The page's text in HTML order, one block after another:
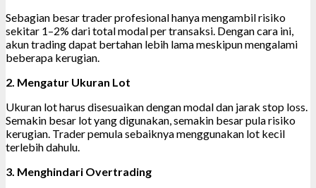
Sebagian besar trader profesional hanya mengambil risiko
sekitar 1–2% dari total modal per transaksi. Dengan cara ini,
akun trading dapat bertahan lebih lama meskipun mengalami
beberapa kerugian.
2. Mengatur Ukuran Lot
Ukuran lot harus disesuaikan dengan modal dan jarak stop loss.
Semakin besar lot yang digunakan, semakin besar pula risiko
kerugian. Trader pemula sebaiknya menggunakan lot kecil
terlebih dahulu.
3. Menghindari Overtrading